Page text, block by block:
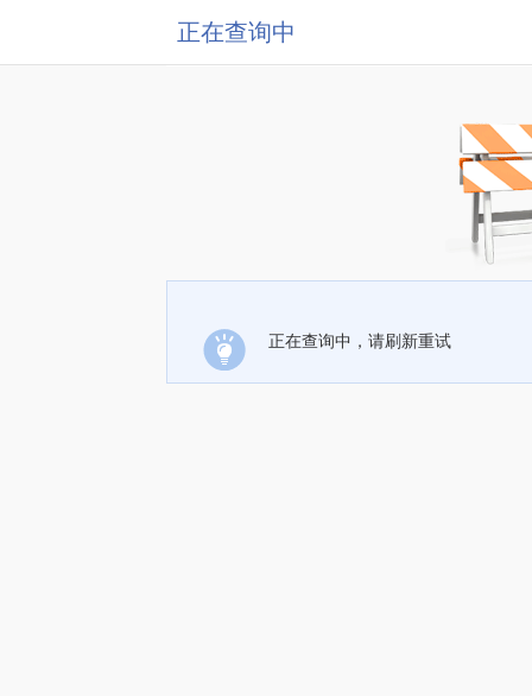
正在查询中
正在查询中，请刷新重试